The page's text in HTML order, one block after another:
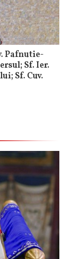
Pafnutie-
Sf. Ier.
Sf. Cuv.